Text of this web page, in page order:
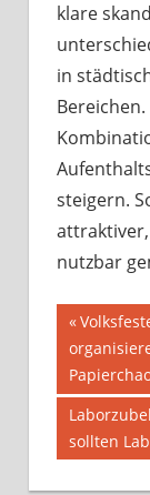
klare
in
steigern.
nutzbar
Beitrag:
Nächster
Beitrag:
sollten